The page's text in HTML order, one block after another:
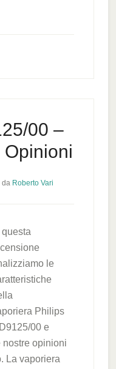
00 –
da Roberto Vari
questa
le
Philips
00 e
nostre opinioni
La vaporiera